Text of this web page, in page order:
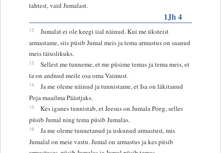
tahtest, vaid Jumalast.
1Jh 4
12
Jumalat ei ole keegi iial näinud. Kui me üksteist
armastame, siis püsib Jumal meis ja tema armastus on saanud
meis täiuslikuks.
13
Sellest me tunneme, et me püsime temas ja tema meis, et
ta on andnud meile osa oma Vaimust.
14
Ja me oleme näinud ja tunnistame, et Isa on läkitanud
Poja maailma Päästjaks.
15
Kes iganes tunnistab, et Jeesus on Jumala Poeg, selles
püsib Jumal ning tema püsib Jumalas.
16
Ja me oleme tunnetanud ja uskunud armastust, mis
Jumalal on meie vastu. Jumal on armastus ja kes püsib